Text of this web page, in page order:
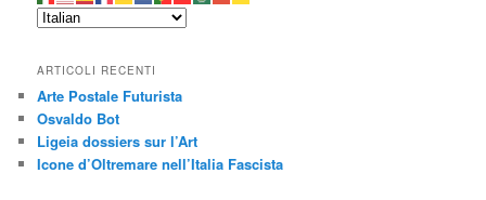
ARTICOLI RECENTI
Arte Postale Futurista
Osvaldo Bot
Ligeia dossiers sur l’Art
Icone d’Oltremare nell’Italia Fascista